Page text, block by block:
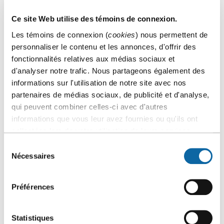
Ce site Web utilise des témoins de connexion.
Les témoins de connexion (cookies) nous permettent de
personnaliser le contenu et les annonces, d'offrir des
fonctionnalités relatives aux médias sociaux et
d'analyser notre trafic. Nous partageons également des
informations sur l'utilisation de notre site avec nos
partenaires de médias sociaux, de publicité et d'analyse,
qui peuvent combiner celles-ci avec d'autres
informations que vous leur avez fournies ou qu'ils ont
collectées lors de votre utilisation de leurs services.
Nécessaires
Préférences
Statistiques
FONTAINES D’EAU BRANCHÉES
Au Centre des congrès de Québec, vous avez accès
Les cruches en plastique d’eau embouteillée ont été bannies
de nos espaces il y a belle lurette! À la place, nous avons
réseau d’aqueduc de la ville de Québec et munies de filtres